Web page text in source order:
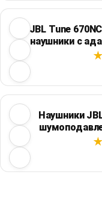
JBL Tune
наушники с
Bluetooth
Наушники